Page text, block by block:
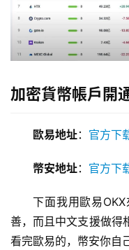
加密貨幣帳戶開
歐易地址： 官方下
幣安地址： 官方下
下面我用歐易
善，而且中文支援做得
看完歐易的，幣安你自